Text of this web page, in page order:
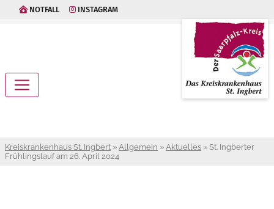
NOTFALL INSTAGRAM
Kreiskrankenhaus St. Ingbert » Allgemein » Aktuelles » St. Ingberter
Frühlingslauf am 26. April 2024